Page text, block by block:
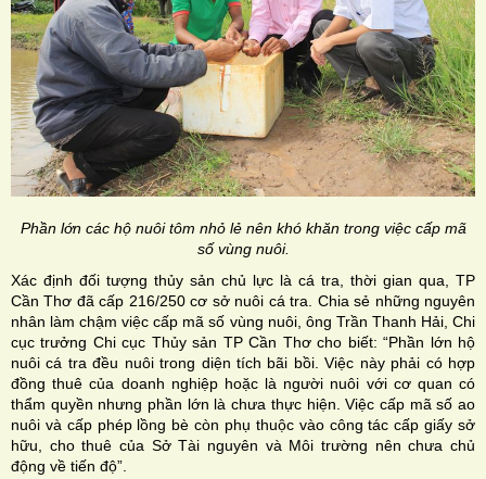
Phần lớn các hộ nuôi tôm nhỏ lẻ nên khó khăn trong việc cấp mã
số vùng nuôi.
Xác định đối tượng thủy sản chủ lực là cá tra, thời gian qua, TP
Cần Thơ đã cấp 216/250 cơ sở nuôi cá tra. Chia sẻ những nguyên
nhân làm chậm việc cấp mã số vùng nuôi, ông Trần Thanh Hải, Chi
cục trưởng Chi cục Thủy sản TP Cần Thơ cho biết: “Phần lớn hộ
nuôi cá tra đều nuôi trong diện tích bãi bồi. Việc này phải có hợp
đồng thuê của doanh nghiệp hoặc là người nuôi với cơ quan có
thẩm quyền nhưng phần lớn là chưa thực hiện. Việc cấp mã số ao
nuôi và cấp phép lồng bè còn phụ thuộc vào công tác cấp giấy sở
hữu, cho thuê của Sở Tài nguyên và Môi trường nên chưa chủ
động về tiến độ”.